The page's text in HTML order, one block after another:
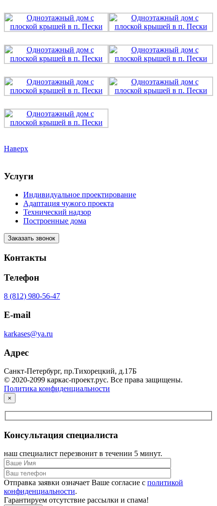
Наверх
Услуги
Индивидуальное проектирование
Адаптация чужого проекта
Технический надзор
Построенные дома
Заказать звонок
Контакты
Телефон
8 (812) 980-56-47
E-mail
karkases@ya.ru
Адрес
Санкт-Петербург, пр.Тихорецкий, д.17Б
© 2020-2099 каркас-проект.рус. Все права защищены.
Политика конфиденциальности
×
Консультация специалиста
наш специалист перезвонит в течении 5 минут.
Отправка заявки означает Ваше согласие с политикой
конфиденциальности.
Гарантируем отсутствие рассылки и спама!